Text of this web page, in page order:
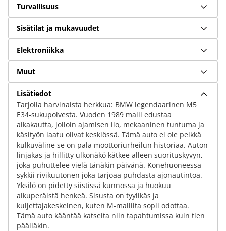
Turvallisuus
Sisätilat ja mukavuudet
Elektroniikka
Muut
Lisätiedot
Tarjolla harvinaista herkkua: BMW legendaarinen M5
E34-sukupolvesta. Vuoden 1989 malli edustaa
aikakautta, jolloin ajamisen ilo, mekaaninen tuntuma ja
käsityön laatu olivat keskiössä. Tämä auto ei ole pelkkä
kulkuväline se on pala moottoriurheilun historiaa. Auton
linjakas ja hillitty ulkonäkö kätkee alleen suorituskyvyn,
joka puhuttelee vielä tänäkin päivänä. Konehuoneessa
sykkii rivikuutonen joka tarjoaa puhdasta ajonautintoa.
Yksilö on pidetty siistissä kunnossa ja huokuu
alkuperäistä henkeä. Sisusta on tyylikäs ja
kuljettajakeskeinen, kuten M-mallilta sopii odottaa.
Tämä auto kääntää katseita niin tapahtumissa kuin tien
päälläkin.